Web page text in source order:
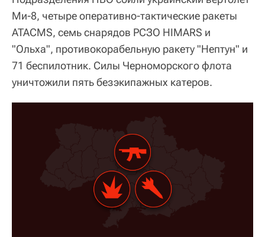
Ми-8, четыре оперативно-тактические ракеты
ATACMS, семь снарядов РСЗО HIMARS и
"Ольха", противокорабельную ракету "Нептун" и
71 беспилотник. Силы Черноморского флота
уничтожили пять безэкипажных катеров.